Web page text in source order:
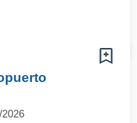
2026